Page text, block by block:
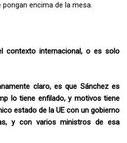
encima de la mesa.
contexto internacional, o es solo
claro, es que Sánchez es
lo tiene enfilado, y motivos tiene
estado de la UE con un gobierno
y con varios ministros de esa